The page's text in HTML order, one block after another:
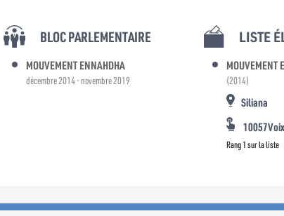
BLOC PARLEMENTAIRE
MOUVEMENT ENNAHDHA
décembre 2014 - novembre 2019
LISTE
MOUVEMENT
(2014)
Siliana
10057Voix
Rang 1 sur la liste